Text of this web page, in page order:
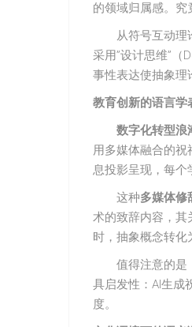
的领域归属感。究
从符号互动理
采用”设计思维”（
事性表达使抽象理
教育创新的语言学
数字化转型浪
用多媒体融合的
息投影呈现，每个
这种多媒体修
术的致辞内容，其
时，抽象概念转化
值得注意的是
具启发性：AI生成
度。